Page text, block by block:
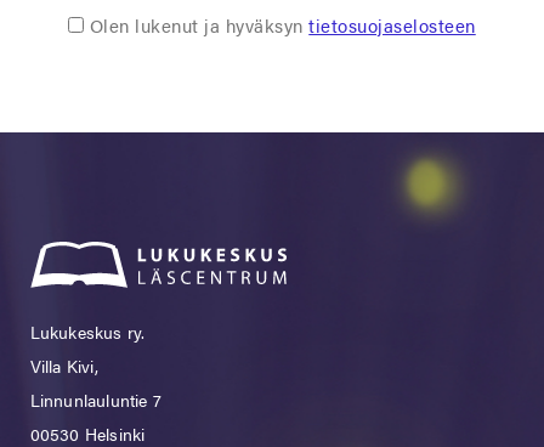
Olen lukenut ja hyväksyntietosuojaselosteen
Lukukeskus ry.
Villa Kivi,
Linnunlauluntie 7
00530 Helsinki